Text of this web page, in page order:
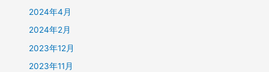
2024年4月
2024年2月
2023年12月
2023年11月